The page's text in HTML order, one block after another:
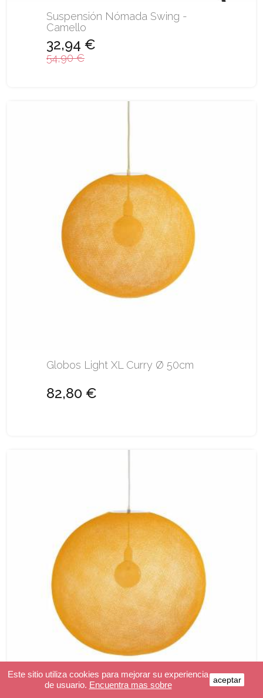
Suspensión Nómada Swing -
Camello
32,94 €
54,90 €
Globos Light XL Curry Ø 50cm
82,80 €
Este sitio utiliza cookies para mejorar su experiencia
de usuario. Encuentra mas sobre aceptar